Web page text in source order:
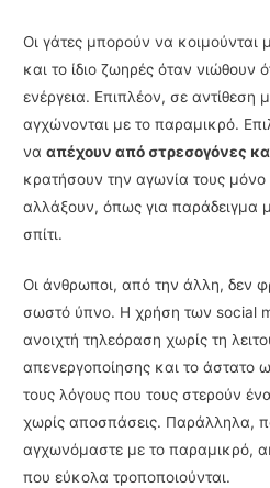
Οι γάτες μπορούν να κοιμούνται
και το ίδιο ζωηρές όταν νιώθουν
ενέργεια. Επιπλέον, σε αντίθεση
αγχώνονται με το παραμικρό.
νααπέχουν από στρεσογόνες
κρατήσουν την αγωνία τους
αλλάξουν, όπως για παράδειγμα
σπίτι.
Οι άνθρωποι, από την άλλη, δεν
σωστό ύπνο. Η χρήση των social
ανοιχτή τηλεόραση χωρίς τη
απενεργοποίησης και το άστατο
τους λόγους που τους στερούν
χωρίς αποσπάσεις. Παράλληλα,
αγχωνόμαστε με το παραμικρό,
που εύκολα τροποποιούνται.